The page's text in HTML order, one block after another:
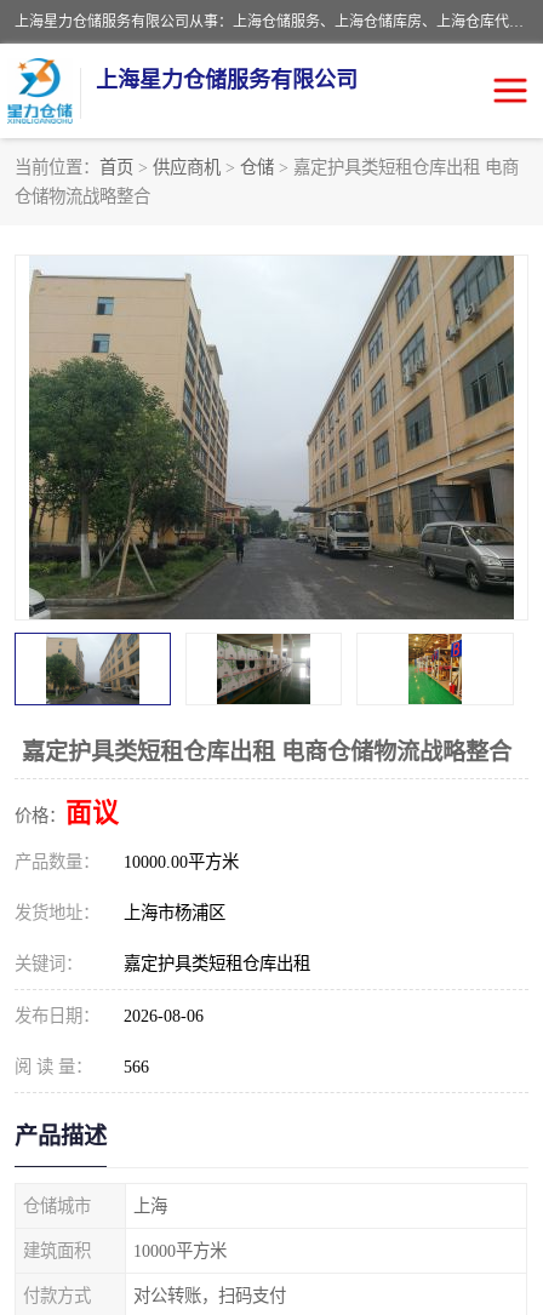
上海星力仓储服务有限公司从事：上海仓储服务、上海仓储库房、上海仓库代运营、上海仓库对外出租、上海仓库外包、上海三方仓储、上海电商仓储代发、上海电商代发货仓库、上海托管仓库、上海仓储配送。上海星力仓储服务有限公司现在拥有100个分仓、10万余平方的标准库房，精炼员工几百名，与几千家客户合作，公司已跻身上海仓储行业前列。欢迎来电咨询！
上海星力仓储服务有限公司
当前位置： 首页 > 供应商机 > 仓储 > 嘉定护具类短租仓库出租 电商
仓储物流战略整合
嘉定护具类短租仓库出租 电商仓储物流战略整合
价格： 面议
产品数量： 10000.00平方米
发货地址： 上海市杨浦区
关键词： 嘉定护具类短租仓库出租
发布日期： 2026-08-06
阅 读 量： 566
产品描述
仓储城市 上海
建筑面积 10000平方米
付款方式 对公转账，扫码支付
上海仓库对外出租
上海仓储配送 上海仓库外包
上海仓库代运营 上海托管仓库
上海第三方仓储 上海仓储服务
仓储 上海电商代发货仓库
上海托管仓库